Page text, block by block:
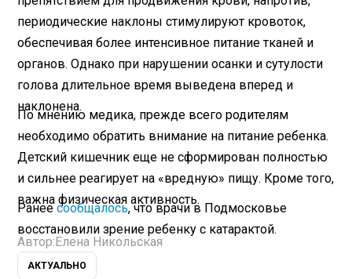
периодические наклоны стимулируют кровоток,
обеспечивая более интенсивное питание тканей и
органов. Однако при нарушении осанки и сутулости
голова длительное время выведена вперед и
наклонена.
По мнению медика, прежде всего родителям
необходимо обратить внимание на питание ребенка.
Детский кишечник еще не сформирован полностью
и сильнее реагирует на «вредную» пищу. Кроме того,
важна физическая активность.
Ранеесообщалось, что врачи в Подмосковье
восстановили зрение ребенку с катарактой.
Автор: Елена Никольская
АКТУАЛЬНО